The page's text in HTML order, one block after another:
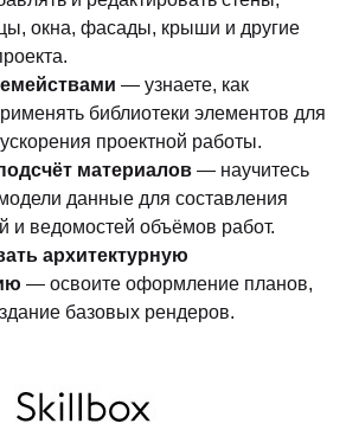
окна, фасады, крыши и другие
— узнаете, как
библиотеки элементов для
проектной работы.
материалов — научитесь
данные для составления
и ведомостей объёмов работ.
архитектурную
— освоите оформление планов,
базовых рендеров.